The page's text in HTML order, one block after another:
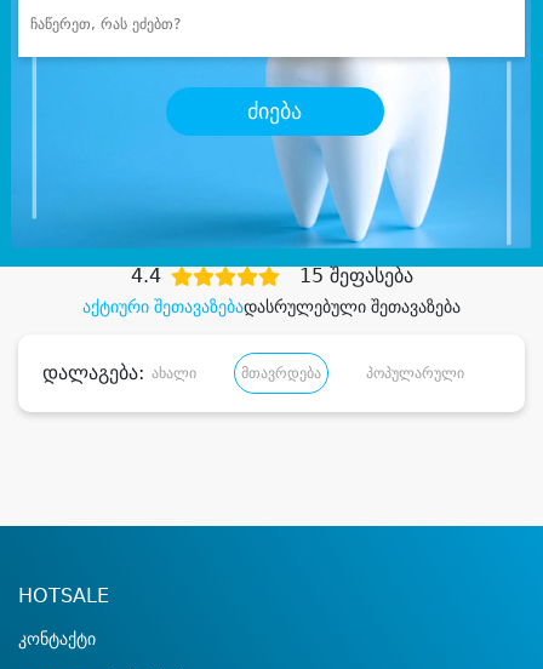
ძიება
სასურველი მომსახურება
დიდი დანაზოგით
აქტიური შეთავაზებადასრულებული შეთავაზება
4.4 15 შეფასება
დალაგება: ახალი მთავრდება პოპულარული
HOTSALE
კონტაქტი